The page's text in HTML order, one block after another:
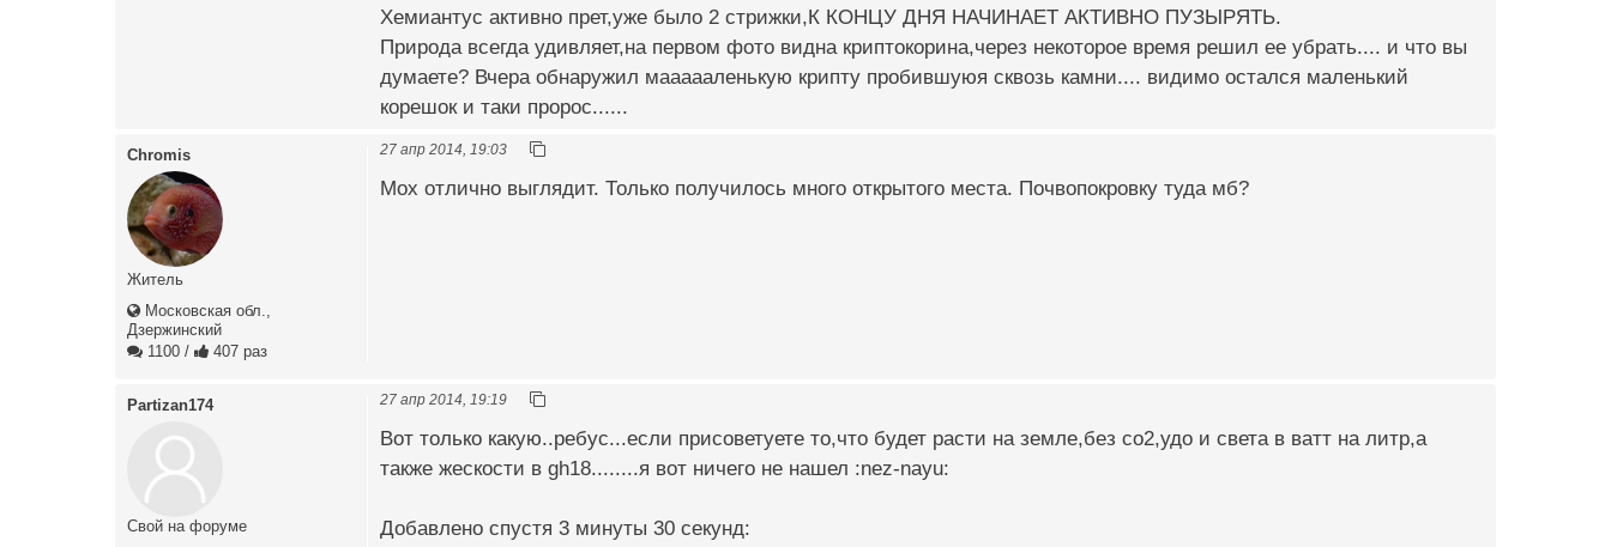
Хемиантус активно прет,уже было 2 стрижки,К КОНЦУ ДНЯ НАЧИНАЕТ АКТИВНО ПУЗЫРЯТЬ.
Природа всегда удивляет,на первом фото видна криптокорина,через некоторое время решил ее убрать.... и что вы
думаете? Вчера обнаружил маааааленькую крипту пробившуюя сквозь камни.... видимо остался маленький
корешок и таки пророс......
Chromis
Житель
Московская обл.,
Дзержинский
1100 / 407 раз
27 апр 2014, 19:03
Мох отлично выглядит. Только получилось много открытого места. Почвопокровку туда мб?
Partizan174
Свой на форуме
27 апр 2014, 19:19
Вот только какую..ребус...если присоветуете то,что будет расти на земле,без со2,удо и света в ватт на литр,а
также жескости в gh18........я вот ничего не нашел :nez-nayu:
Добавлено спустя 3 минуты 30 секунд: